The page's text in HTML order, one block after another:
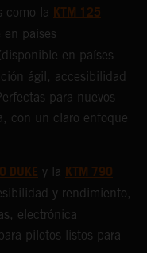
como la KTM 125
países
en países
ágil, accesibilidad
para nuevos
con un claro enfoque
DUKE y la KTM 790
y rendimiento,
electrónica
pilotos listos para